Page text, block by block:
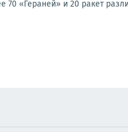
«Гераней» и 20 ракет